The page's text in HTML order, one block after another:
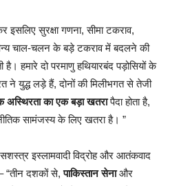
सुरक्षा गणना, सीमा टकराव,
चाल-चलन के बड़े टकराव में बदलने की
है। हमारे दो परमाणु हथियारबंद पड़ोसियों के
ने युद्ध लड़े हैं, दोनों की मिलीभगत से तेजी
अस्थिरता का एक बड़ा खतरापैदा होता है,
सामंजस्य के लिए खतरा है। ”
इस्लामवादी विद्रोह और आतंकवाद
“तीन दशकों से,पाकिस्तान सेनाऔर